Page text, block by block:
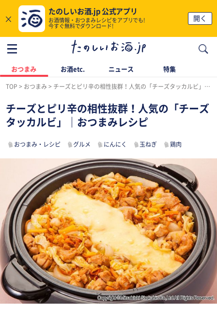
×
たのしいお酒.jp 公式アプリ
お酒情報・おつまみレシピをアプリでも!
今すぐ無料でダウンロード!
開く
おつまみ お酒etc. ニュース 特集
TOP おつまみ チーズとピリ辛の相性抜群！人気の「チーズタッカルビ」｜おつまみレシピ
チーズとピリ辛の相性抜群！人気の「チーズ
タッカルビ」｜おつまみレシピ
おつまみ・レシピ グルメ にんにく 玉ねぎ 鶏肉